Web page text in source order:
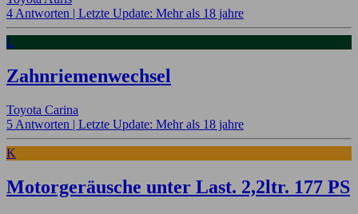
4 Antworten | Letzte Update: Mehr als 18 jahre
L
Zahnriemenwechsel
Toyota Carina
5 Antworten | Letzte Update: Mehr als 18 jahre
K
Motorgeräusche unter Last. 2,2ltr. 177 PS